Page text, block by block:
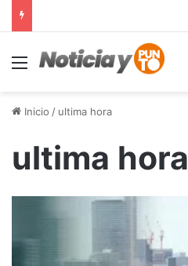
Menú
Inicio / ultima hora
ultima hora